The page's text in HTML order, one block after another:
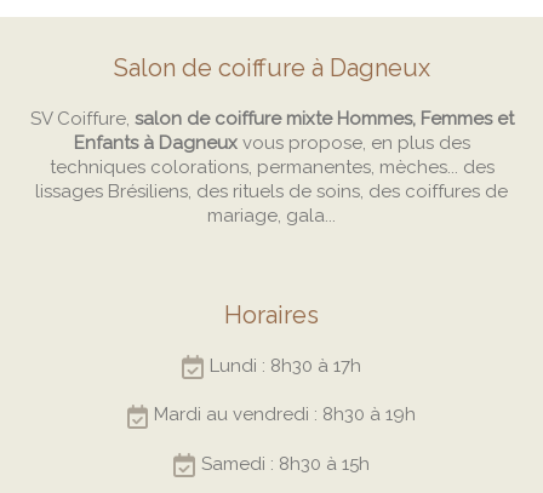
Salon de coiffure à Dagneux
SV Coiffure, salon de coiffure mixte Hommes, Femmes et
Enfants à Dagneuxvous propose, en plus des
techniques colorations, permanentes, mèches... des
lissages Brésiliens, des rituels de soins, des coiffures de
mariage, gala...
Horaires
Lundi : 8h30 à 17h
Mardi au vendredi : 8h30 à 19h
Samedi : 8h30 à 15h